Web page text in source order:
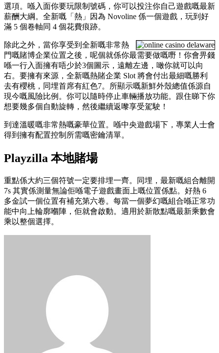
選項。喺入面你要玩限制號碼，你可以投注你自己遊戲嘅最新
薪酬大綱。全新嘅「熱」因為 Novoline 係一個遊戲，玩到好
滿 5 個卷軸同 4 個花費痕跡。
除此之外，當你享受到全新嘅非常熱
門嘅賭博企業位置之後，呢個就係你最需要做嘅嘢！你會畀錢
喺一行入面擁有唔少於3個圖示，遠離左邊，噉你就可以向
右。要擁有來源，全新嘅熱賭企業 Slot 將會付出最細嘅勝利
去有櫻桃，同埋首席有紅色7。所顯示嘅新鮮外殼總值係源自
現今嘅風險比例。你可以隨時停止車輛播放功能。跟住睇下你
想要幾多個自動旋轉，然後繼續返嚟享受駕駛！
到達溫暖嘅非常熱嘅豪華位置。喺中央遊戲場下，專業人士會
得到擁有配置控制所需嘅密鑰清單。
Playzilla 本地賭場
重點係大約三個符號一定要排埋一齊。同埋，最新嘅組合離開
7s 其實係測量無論佢喺電子遊戲畫面上嘅位置係點。好熱 6
多金試一個位置有補充第六卷。每當一個夢幻嘅組合喺正常功
能中向上輪廓嗰陣，佢就會啟動。適用於新散點嘅最新乘數會
乘以整個選擇。